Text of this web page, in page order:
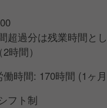
超過分は残業時間と
時間）
時間: 170時間 (1ヶ
フト制